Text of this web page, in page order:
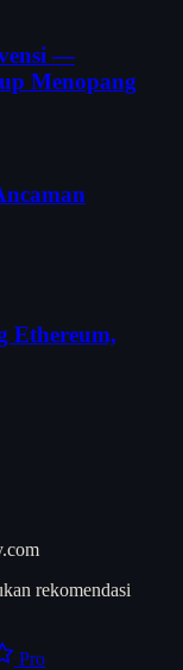
—
Menopang
Ethereum,
rekomendasi
Pro